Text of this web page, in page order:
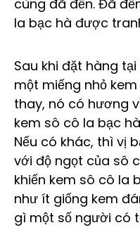
cùng đã đến. Đã
la bạc hà được
Sau khi đặt hàng
một miếng nhỏ
thay, nó có hương
kem sô cô la bạc
Nếu có khác, thì vị
với độ ngọt của sô
khiến kem sô cô la
như ít giống kem
gì một số người có